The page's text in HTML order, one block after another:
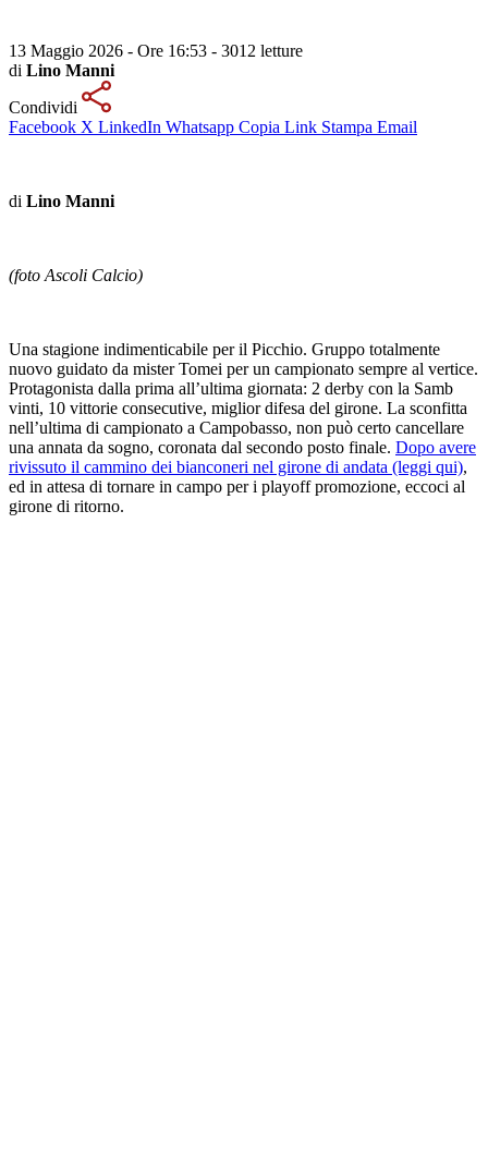
13 Maggio 2026 - Ore 16:53 - 3012 letture
di Lino Manni
Condividi
Facebook X LinkedIn Whatsapp Copia Link Stampa Email
di Lino Manni
(foto Ascoli Calcio)
Una stagione indimenticabile per il Picchio. Gruppo totalmente
nuovo guidato da mister Tomei per un campionato sempre al vertice.
Protagonista dalla prima all’ultima giornata: 2 derby con la Samb
vinti, 10 vittorie consecutive, miglior difesa del girone. La sconfitta
nell’ultima di campionato a Campobasso, non può certo cancellare
una annata da sogno, coronata dal secondo posto finale. Dopo avere
rivissuto il cammino dei bianconeri nel girone di andata (leggi qui),
ed in attesa di tornare in campo per i playoff promozione, eccoci al
girone di ritorno.